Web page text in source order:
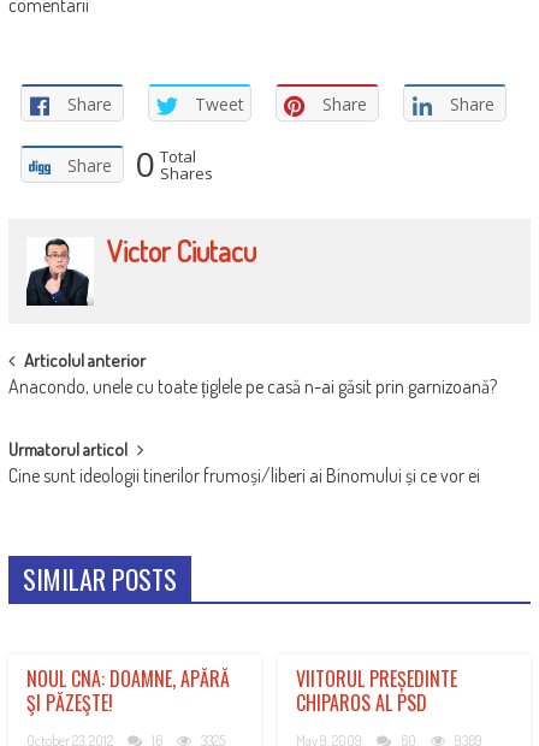
comentarii
Share Tweet Share Share
Share 0 Total
Shares
Victor Ciutacu
POST
NAVIGATION
Articolul anterior
Anacondo, unele cu toate țiglele pe casă n-ai găsit prin garnizoană?
Urmatorul articol
Cine sunt ideologii tinerilor frumoși/liberi ai Binomului și ce vor ei
SIMILAR POSTS
NOUL CNA: DOAMNE, APĂRĂ
ŞI PĂZEŞTE!
October 23, 2012 16 3325
VIITORUL PREȘEDINTE
CHIPAROS AL PSD
May 9, 2009 60 9369